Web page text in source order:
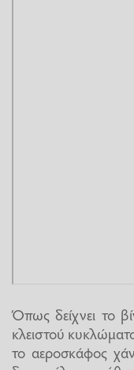
Όπως δείχνει το
κλειστού
το αεροσκάφος